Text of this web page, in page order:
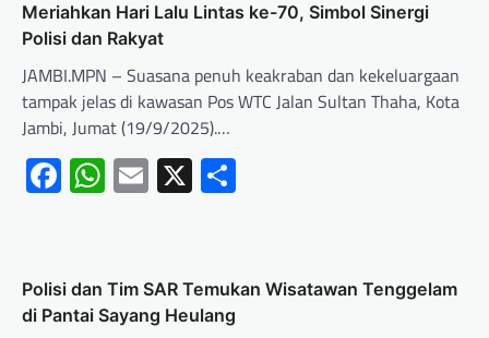
Meriahkan Hari Lalu Lintas ke-70, Simbol Sinergi
Polisi dan Rakyat
JAMBI.MPN – Suasana penuh keakraban dan kekeluargaan
tampak jelas di kawasan Pos WTC Jalan Sultan Thaha, Kota
Jambi, Jumat (19/9/2025).…
Facebook
WhatsApp
Email
X
Polisi dan Tim SAR Temukan Wisatawan Tenggelam
di Pantai Sayang Heulang